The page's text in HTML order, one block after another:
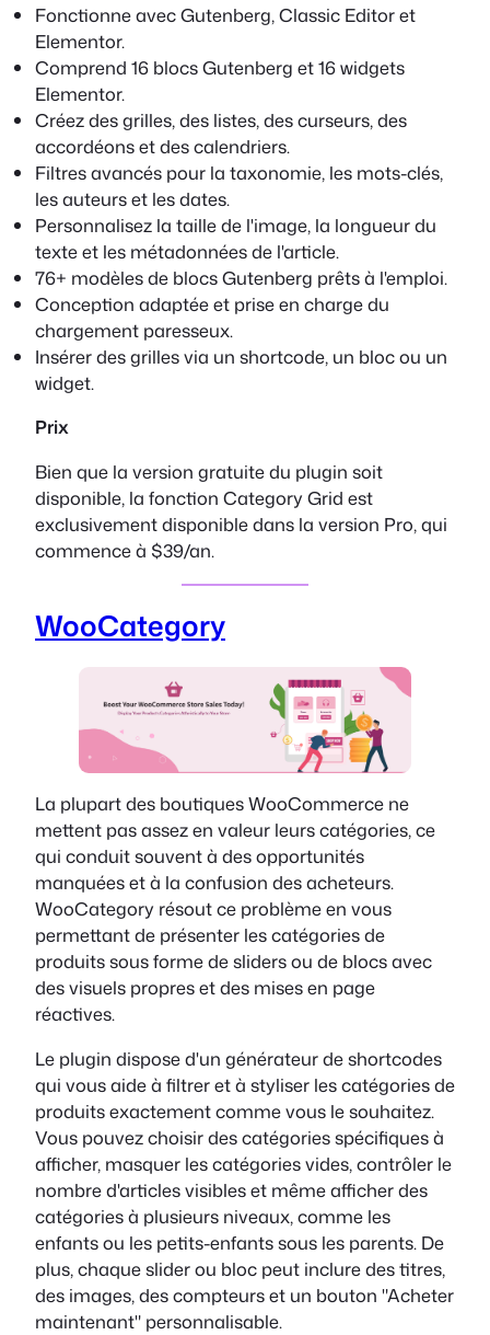
Fonctionne avec Gutenberg, Classic Editor et
Elementor.
Comprend 16 blocs Gutenberg et 16 widgets
Elementor.
Créez des grilles, des listes, des curseurs, des
accordéons et des calendriers.
Filtres avancés pour la taxonomie, les mots-clés,
les auteurs et les dates.
Personnalisez la taille de l'image, la longueur du
texte et les métadonnées de l'article.
76+ modèles de blocs Gutenberg prêts à l'emploi.
Conception adaptée et prise en charge du
chargement paresseux.
Insérer des grilles via un shortcode, un bloc ou un
widget.
Prix
Bien que la version gratuite du plugin soit
disponible, la fonction Category Grid est
exclusivement disponible dans la version Pro, qui
commence à $39/an.
WooCategory
La plupart des boutiques WooCommerce ne
mettent pas assez en valeur leurs catégories, ce
qui conduit souvent à des opportunités
manquées et à la confusion des acheteurs.
WooCategory résout ce problème en vous
permettant de présenter les catégories de
produits sous forme de sliders ou de blocs avec
des visuels propres et des mises en page
réactives.
Le plugin dispose d'un générateur de shortcodes
qui vous aide à filtrer et à styliser les catégories de
produits exactement comme vous le souhaitez.
Vous pouvez choisir des catégories spécifiques à
afficher, masquer les catégories vides, contrôler le
nombre d'articles visibles et même afficher des
catégories à plusieurs niveaux, comme les
enfants ou les petits-enfants sous les parents. De
plus, chaque slider ou bloc peut inclure des titres,
des images, des compteurs et un bouton "Acheter
maintenant" personnalisable.